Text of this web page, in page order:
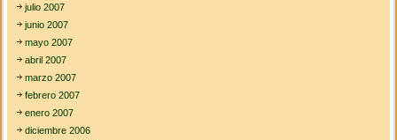
julio 2007
junio 2007
mayo 2007
abril 2007
marzo 2007
febrero 2007
enero 2007
diciembre 2006